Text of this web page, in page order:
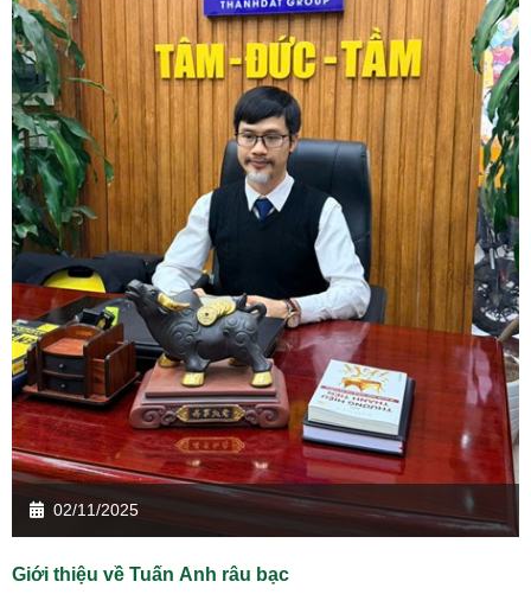
02/11/2025
Giới thiệu về Tuấn Anh râu bạc